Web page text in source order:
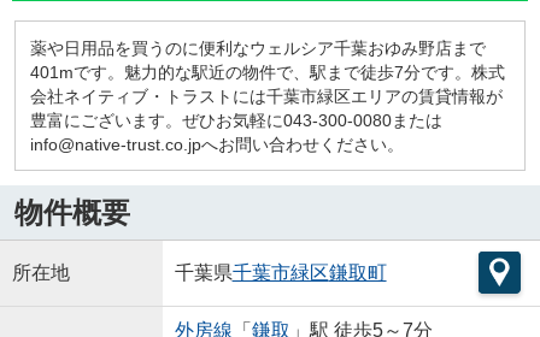
薬や日用品を買うのに便利なウェルシア千葉おゆみ野店まで
401mです。魅力的な駅近の物件で、駅まで徒歩7分です。株式
会社ネイティブ・トラストには千葉市緑区エリアの賃貸情報が
豊富にございます。ぜひお気軽に043-300-0080または
info@native-trust.co.jpへお問い合わせください。
物件概要
所在地 千葉県千葉市緑区鎌取町
外房線 「 鎌取 」駅 徒歩5～7分